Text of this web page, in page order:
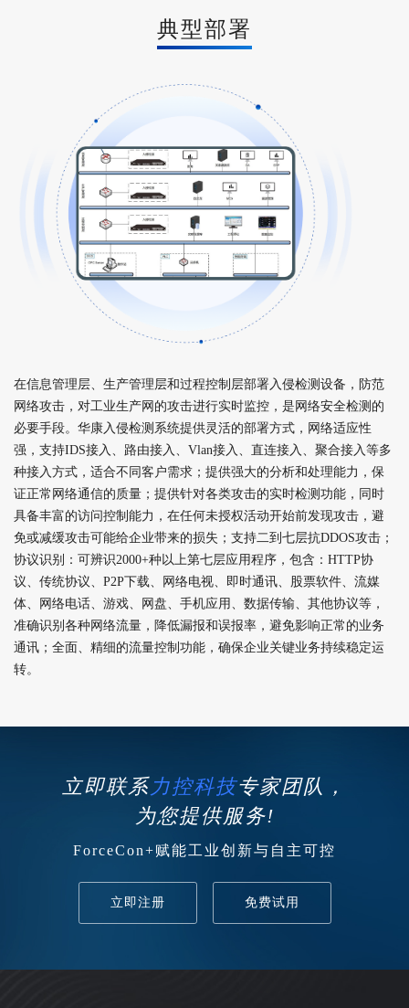
典型部署
在信息管理层、生产管理层和过程控制层部署入侵检测设备，防范
网络攻击，对工业生产网的攻击进行实时监控，是网络安全检测的
必要手段。华康入侵检测系统提供灵活的部署方式，网络适应性
强，支持IDS接入、路由接入、Vlan接入、直连接入、聚合接入等多
种接入方式，适合不同客户需求；提供强大的分析和处理能力，保
证正常网络通信的质量；提供针对各类攻击的实时检测功能，同时
具备丰富的访问控制能力，在任何未授权活动开始前发现攻击，避
免或减缓攻击可能给企业带来的损失；支持二到七层抗DDOS攻击；
协议识别：可辨识2000+种以上第七层应用程序，包含：HTTP协
议、传统协议、P2P下载、网络电视、即时通讯、股票软件、流媒
体、网络电话、游戏、网盘、手机应用、数据传输、其他协议等，
准确识别各种网络流量，降低漏报和误报率，避免影响正常的业务
通讯；全面、精细的流量控制功能，确保企业关键业务持续稳定运
转。
立即联系力控科技专家团队，
为您提供服务!
ForceCon+赋能工业创新与自主可控
立即注册 免费试用